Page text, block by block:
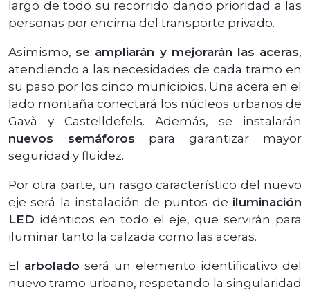
largo de todo su recorrido dando prioridad a las
personas por encima del transporte privado.
Asimismo, se ampliarán y mejorarán las aceras,
atendiendo a las necesidades de cada tramo en
su paso por los cinco municipios. Una acera en el
lado montaña conectará los núcleos urbanos de
Gavà y Castelldefels. Además, se instalarán
nuevos semáforos para garantizar mayor
seguridad y fluidez.
Por otra parte, un rasgo característico del nuevo
eje será la instalación de puntos de iluminación
LED idénticos en todo el eje, que servirán para
iluminar tanto la calzada como las aceras.
El arbolado será un elemento identificativo del
nuevo tramo urbano, respetando la singularidad